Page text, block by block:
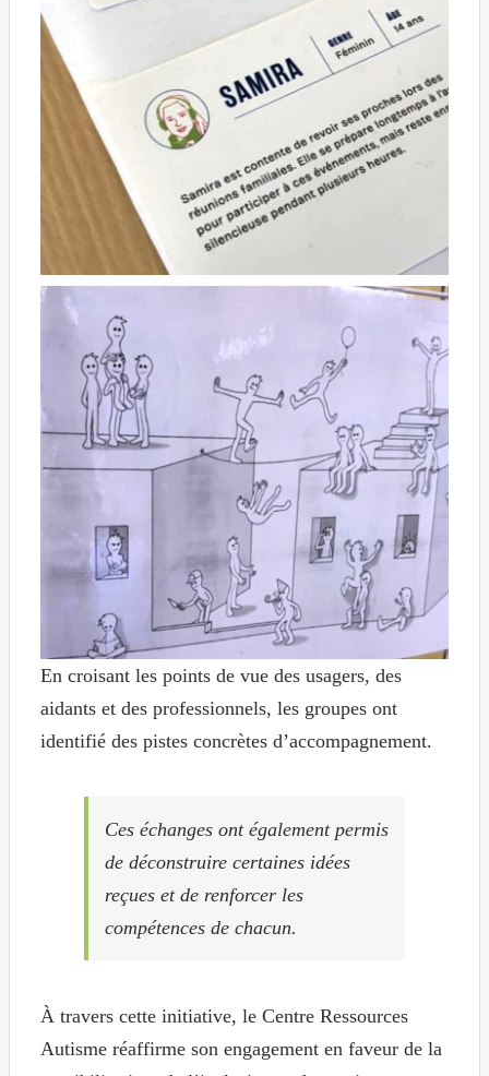
En croisant les points de vue des usagers, des
aidants et des professionnels, les groupes ont
identifié des pistes concrètes d’accompagnement.
Ces échanges ont également permis
de déconstruire certaines idées
reçues et de renforcer les
compétences de chacun.
À travers cette initiative, le Centre Ressources
Autisme réaffirme son engagement en faveur de la